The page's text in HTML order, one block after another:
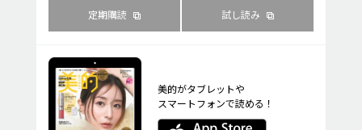
定期購読 試し読み
美的がタブレットや
スマートフォンで読める！